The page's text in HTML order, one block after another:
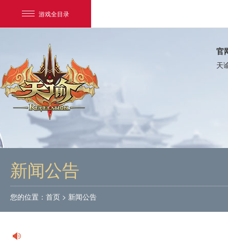
游戏全目录
网易游戏
我的足迹：
官
天
新闻公告
您的位置： 首页 > 新闻公告